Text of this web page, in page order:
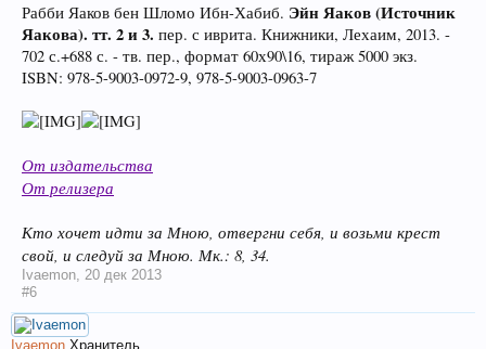
Рабби Яаков бен Шломо Ибн-Хабиб. Эйн Яаков (Источник
Яакова). тт. 2 и 3. пер. с иврита. Книжники, Лехаим, 2013. -
702 с.+688 с. - тв. пер., формат 60х90\16, тираж 5000 экз.
ISBN: 978-5-9003-0972-9, 978-5-9003-0963-7
От издательства
От релизера
Кто хочет идти за Мною, отвергни себя, и возьми крест
свой, и следуй за Мною. Мк.: 8, 34.
Ivaemon, 20 дек 2013
#6
Ivaemon Хранитель